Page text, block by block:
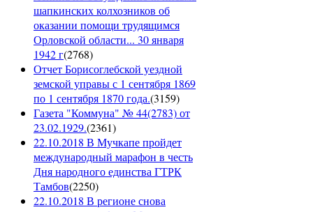
шапкинских колхозников об
оказании помощи трудящимся
Орловской области... 30 января
1942 г(2768)
Отчет Борисоглебской уездной
земской управы с 1 сентября 1869
по 1 сентября 1870 года.(3159)
Газета "Коммуна" № 44(2783) от
23.02.1929.(2361)
22.10.2018 В Мучкапе пройдет
международный марафон в честь
Дня народного единства ГТРК
Тамбов(2250)
22.10.2018 В регионе снова